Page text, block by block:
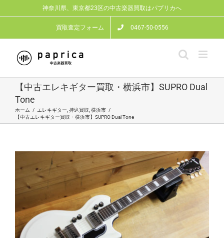
to
神奈川県、東京都23区の中古楽器買取はパプリカへ
買取査定フォーム 0467-50-0556
【中古エレキギター買取・横浜市】SUPRO Dual
Tone
ホーム / エレキギター,持込買取,横浜市 /
【中古エレキギター買取・横浜市】SUPRO Dual Tone
Larger